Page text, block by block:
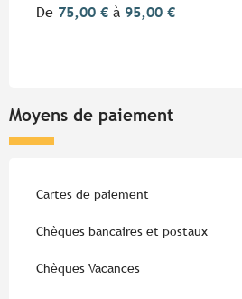
De 75,00 € à 95,00 €
Moyens de paiement
Cartes de paiement
Chèques bancaires et postaux
Chèques Vacances